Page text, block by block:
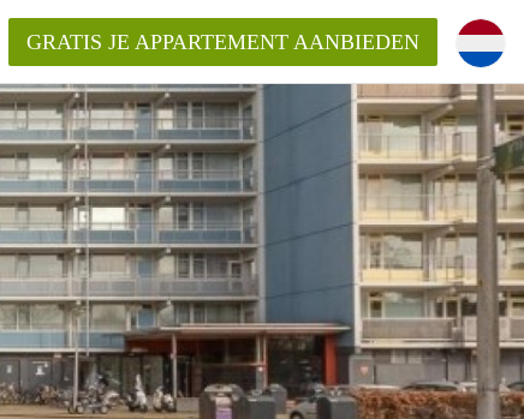
GRATIS JE APPARTEMENT AANBIEDEN